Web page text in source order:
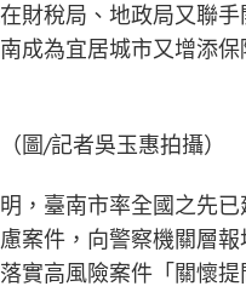
財稅局、地政局又聯
成為宜居城市又增添保
圖/記者吳玉惠拍攝）
，臺南市率全國之先
案件，向警察機關層
實高風險案件「關懷